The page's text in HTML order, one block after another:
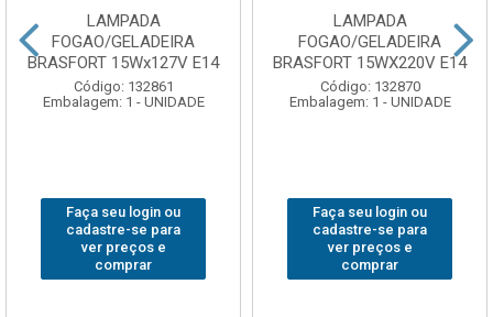
LAMPADA
FOGAO/GELADEIRA
BRASFORT 15Wx127V E14
Código: 132861
Embalagem: 1 - UNIDADE
Faça seu login ou
cadastre-se para
ver preços e
comprar
LAMPADA
FOGAO/GELADEIRA
BRASFORT 15WX220V E14
Código: 132870
Embalagem: 1 - UNIDADE
Faça seu login ou
cadastre-se para
ver preços e
comprar